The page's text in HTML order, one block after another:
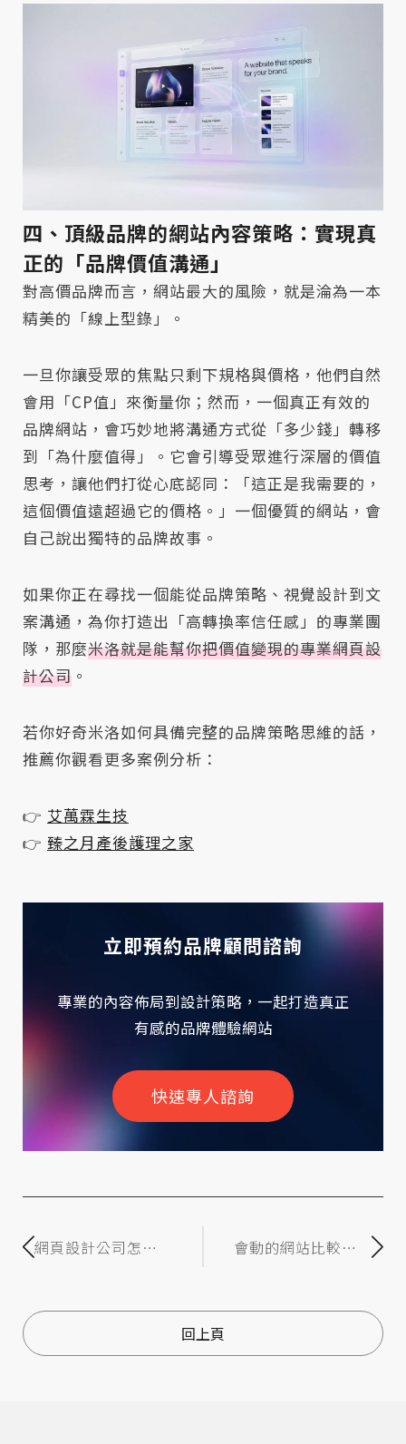
四、頂級品牌的網站內容策略：實現真
正的「品牌價值溝通」
對高價品牌而言，網站最大的風險，就是淪為一本
精美的「線上型錄」。
一旦你讓受眾的焦點只剩下規格與價格，他們自然
會用「CP值」來衡量你；然而，一個真正有效的
品牌網站，會巧妙地將溝通方式從「多少錢」轉移
到「為什麼值得」。它會引導受眾進行深層的價值
思考，讓他們打從心底認同：「這正是我需要的，
這個價值遠超過它的價格。」一個優質的網站，會
自己說出獨特的品牌故事。
如果你正在尋找一個能從品牌策略、視覺設計到文
案溝通，為你打造出「高轉換率信任感」的專業團
隊，那麼米洛就是能幫你把價值變現的專業網頁設
計公司 。
若你好奇米洛如何具備完整的品牌策略思維的話，
推薦你觀看更多案例分析：
👉 艾萬霖生技
👉 臻之月產後護理之家
立即預約品牌顧問諮詢
專業的內容佈局到設計策略，一起打造真正
有感的品牌體驗網站
快速專人諮詢
網頁設計公司怎麼
會動的網站比較
回上頁